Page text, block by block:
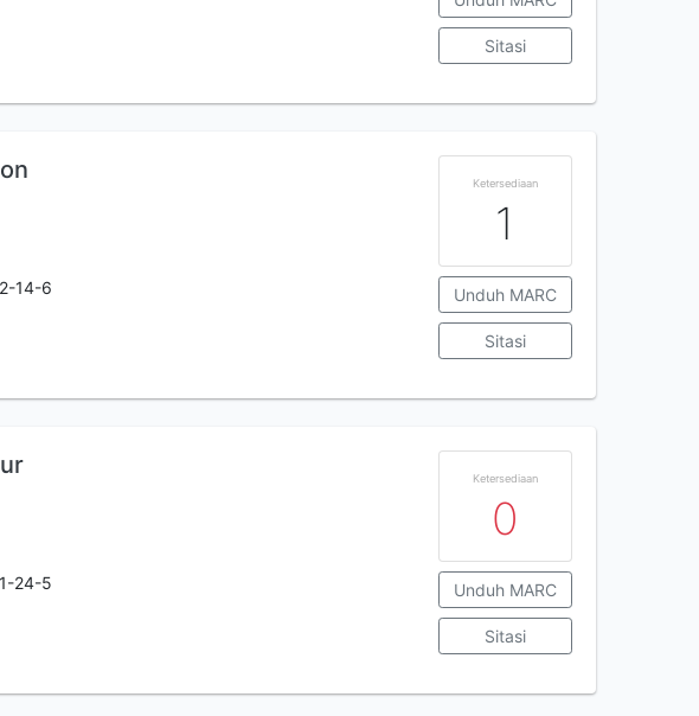
Sitasi
14-6
Ketersediaan
1
Unduh MARC
Sitasi
24-5
Ketersediaan
0
Unduh MARC
Sitasi